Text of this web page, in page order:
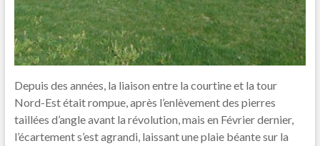
Depuis des années, la liaison entre la courtine et la tour
Nord-Est était rompue, après l’enlèvement des pierres
taillées d’angle avant la révolution, mais en Février dernier,
l’écartement s’est agrandi, laissant une plaie béante sur la